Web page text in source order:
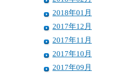
2018年01月
2017年12月
2017年11月
2017年10月
2017年09月